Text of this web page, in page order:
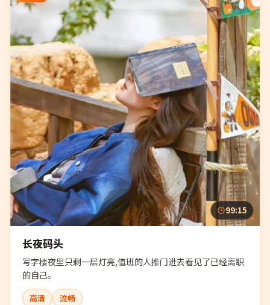
99:15
长夜码头
写字楼夜里只剩一层灯亮,值班的人推门进去看见了已经离职
的自己。
高清
流畅